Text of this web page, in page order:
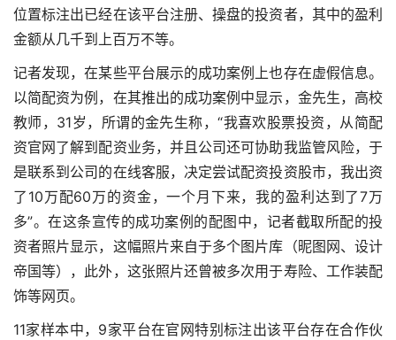
位置标注出已经在该平台注册、操盘的投资者，其中的盈利
金额从几千到上百万不等。
记者发现，在某些平台展示的成功案例上也存在虚假信息。
以简配资为例，在其推出的成功案例中显示，金先生，高校
教师，31岁，所谓的金先生称，“我喜欢股票投资，从简配
资官网了解到配资业务，并且公司还可协助我监管风险，于
是联系到公司的在线客服，决定尝试配资投资股市，我出资
了10万配60万的资金，一个月下来，我的盈利达到了7万
多”。在这条宣传的成功案例的配图中，记者截取所配的投
资者照片显示，这幅照片来自于多个图片库（昵图网、设计
帝国等），此外，这张照片还曾被多次用于寿险、工作装配
饰等网页。
11家样本中，9家平台在官网特别标注出该平台存在合作伙